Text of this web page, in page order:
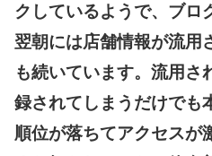
クしているようで、ブロ
翌朝には店舗情報が流用
も続いています。 流用さ
録されてしまうだけでも
順位が落ちてアクセスが